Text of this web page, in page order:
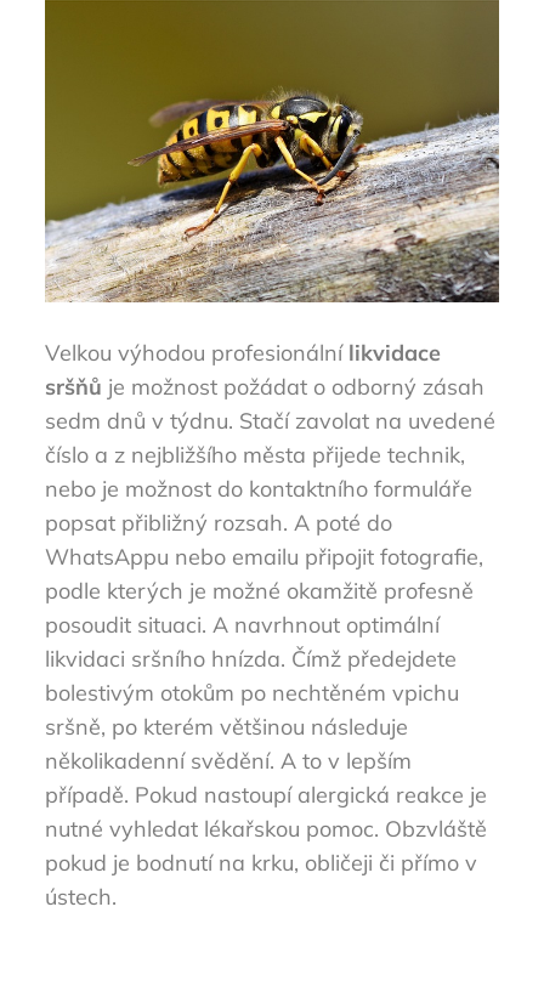
Velkou výhodou profesionální likvidace
sršňů je možnost požádat o odborný zásah
sedm dnů v týdnu. Stačí zavolat na uvedené
číslo a z nejbližšího města přijede technik,
nebo je možnost do kontaktního formuláře
popsat přibližný rozsah. A poté do
WhatsAppu nebo emailu připojit fotografie,
podle kterých je možné okamžitě profesně
posoudit situaci. A navrhnout optimální
likvidaci sršního hnízda. Čímž předejdete
bolestivým otokům po nechtěném vpichu
sršně, po kterém většinou následuje
několikadenní svědění. A to v lepším
případě. Pokud nastoupí alergická reakce je
nutné vyhledat lékařskou pomoc. Obzvláště
pokud je bodnutí na krku, obličeji či přímo v
ústech.